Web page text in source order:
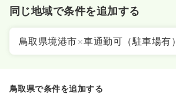
同じ地域で条件を追加する
鳥取県境港市×車通勤可（駐車場有）
鳥取県で条件を追加する